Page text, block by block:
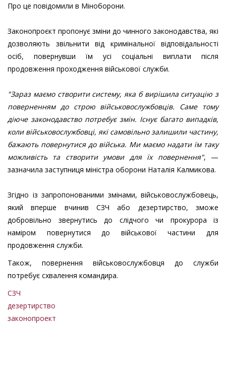
Про це повідомили в Міноборони.
Законопроєкт пропонує зміни до чинного законодавства, які
дозволяють звільнити від кримінальної відповідальності
осіб, повернувши їм усі соціальні виплати після
продовження проходження військової служби.
"Зараз маємо створити систему, яка б вирішила ситуацію з
поверненням до строю військовослужбовців. Саме тому
діюче законодавство потребує змін. Існує багато випадків,
коли військовослужбовці, які самовільно залишили частину,
бажають повернутися до війська. Ми маємо надати їм таку
можливість та створити умови для їх повернення", —
зазначила заступниця міністра оборони Наталія Калмикова.
Згідно із запропонованими змінами, військовослужбовець,
який вперше вчинив СЗЧ або дезертирство, зможе
добровільно звернутись до слідчого чи прокурора із
наміром повернутися до військової частини для
продовження служби.
Також, повернення військовослужбовця до служби
потребує схвалення командира.
СЗЧ
дезертирство
законопроект